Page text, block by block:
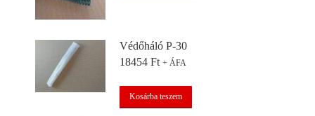
Védőháló P-30
18454 Ft + ÁFA
Kosárba teszem